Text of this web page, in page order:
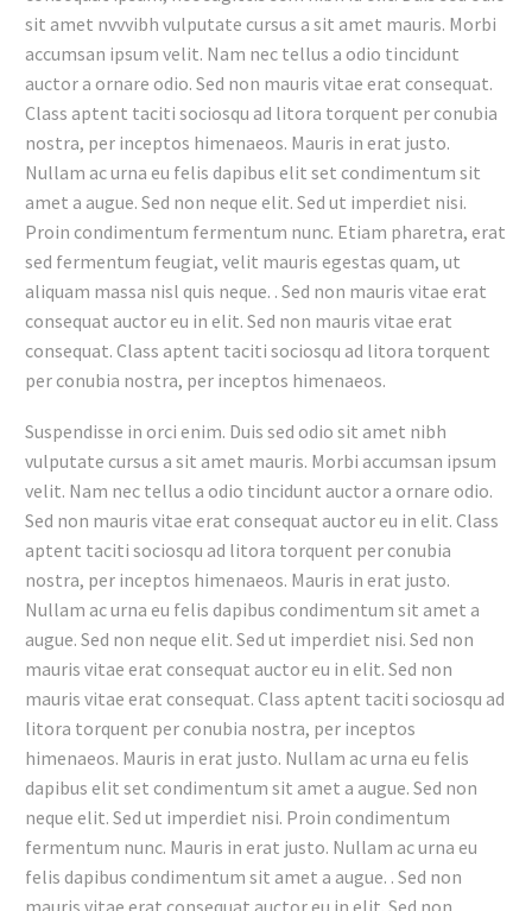
sit amet nvvvibh vulputate cursus a sit amet mauris. Morbi
accumsan ipsum velit. Nam nec tellus a odio tincidunt
auctor a ornare odio. Sed non mauris vitae erat consequat.
Class aptent taciti sociosqu ad litora torquent per conubia
nostra, per inceptos himenaeos. Mauris in erat justo.
Nullam ac urna eu felis dapibus elit set condimentum sit
amet a augue. Sed non neque elit. Sed ut imperdiet nisi.
Proin condimentum fermentum nunc. Etiam pharetra, erat
sed fermentum feugiat, velit mauris egestas quam, ut
aliquam massa nisl quis neque. . Sed non mauris vitae erat
consequat auctor eu in elit. Sed non mauris vitae erat
consequat. Class aptent taciti sociosqu ad litora torquent
per conubia nostra, per inceptos himenaeos.
Suspendisse in orci enim. Duis sed odio sit amet nibh
vulputate cursus a sit amet mauris. Morbi accumsan ipsum
velit. Nam nec tellus a odio tincidunt auctor a ornare odio.
Sed non mauris vitae erat consequat auctor eu in elit. Class
aptent taciti sociosqu ad litora torquent per conubia
nostra, per inceptos himenaeos. Mauris in erat justo.
Nullam ac urna eu felis dapibus condimentum sit amet a
augue. Sed non neque elit. Sed ut imperdiet nisi. Sed non
mauris vitae erat consequat auctor eu in elit. Sed non
mauris vitae erat consequat. Class aptent taciti sociosqu ad
litora torquent per conubia nostra, per inceptos
himenaeos. Mauris in erat justo. Nullam ac urna eu felis
dapibus elit set condimentum sit amet a augue. Sed non
neque elit. Sed ut imperdiet nisi. Proin condimentum
fermentum nunc. Mauris in erat justo. Nullam ac urna eu
felis dapibus condimentum sit amet a augue. . Sed non
mauris vitae erat consequat auctor eu in elit. Sed non